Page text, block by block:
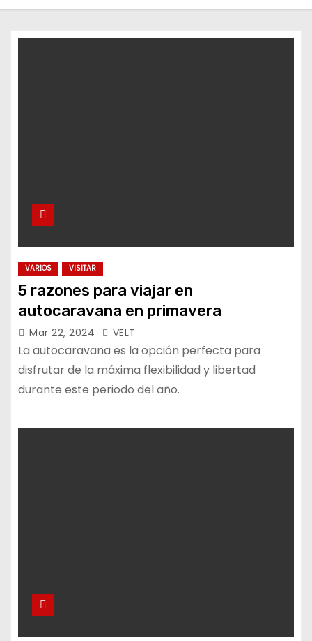
o
VARIOS VISITAR
5 razones para viajar en
autocaravana en primavera
Mar 22, 2024 VELT
La autocaravana es la opción perfecta para
disfrutar de la máxima flexibilidad y libertad
durante este periodo del año.